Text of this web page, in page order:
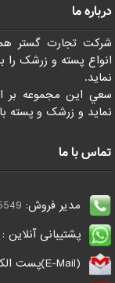
درباره ما
شرکت تجارت گستر
انواع پسته و زرشک
نمايد.
سعي اين مجموعه بر
نمايد و زرشک و پسته
تماس با ما
مدیر فروش:
پشتیبانی آنلاین :
(E-Mail)پست الکترونیکی :